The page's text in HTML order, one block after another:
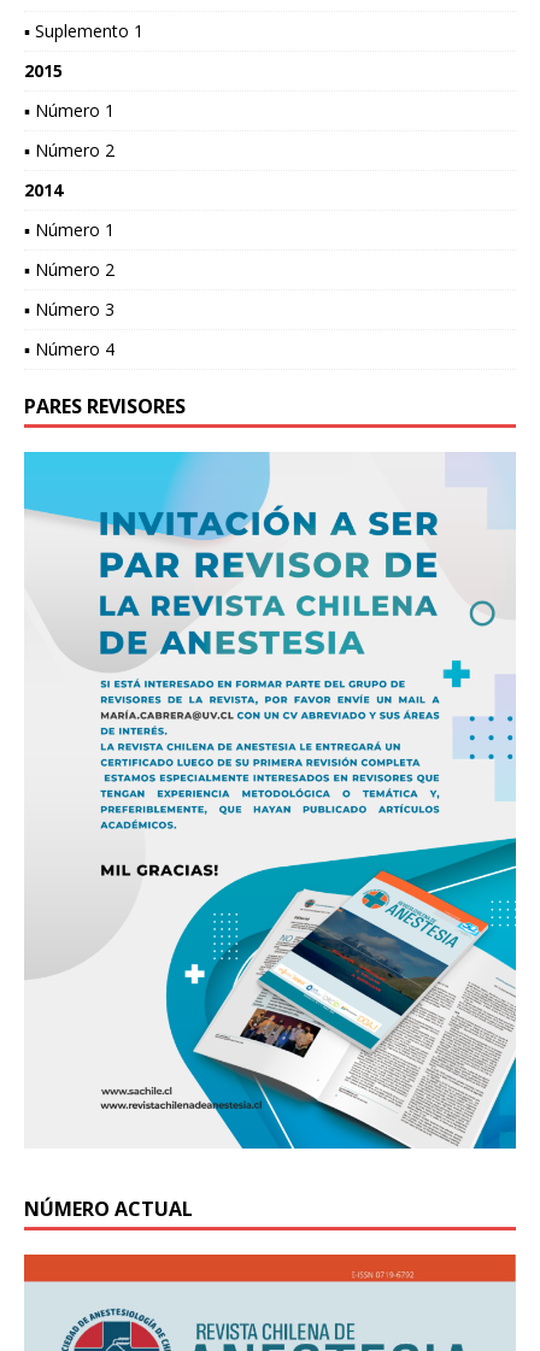
▪ Suplemento 1
2015
▪ Número 1
▪ Número 2
2014
▪ Número 1
▪ Número 2
▪ Número 3
▪ Número 4
PARES REVISORES
NÚMERO ACTUAL